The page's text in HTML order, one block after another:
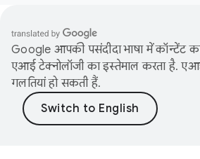
Google आपकी पसंदीदा भाषा में कॉन्टेंट
एआई टेक्नोलॉजी का इस्तेमाल करता है.
गलतियां हो सकती हैं.